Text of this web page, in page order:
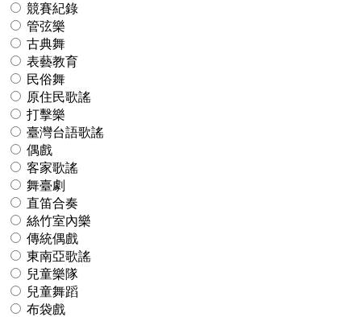
競賽紀錄
管弦樂
古典舞
表藝教育
民俗舞
原住民歌謠
打擊樂
臺灣台語歌謠
偶戲
客家歌謠
舞臺劇
直笛合奏
絲竹室內樂
傳統偶戲
東南亞歌謠
兒童樂隊
兒童舞蹈
布袋戲